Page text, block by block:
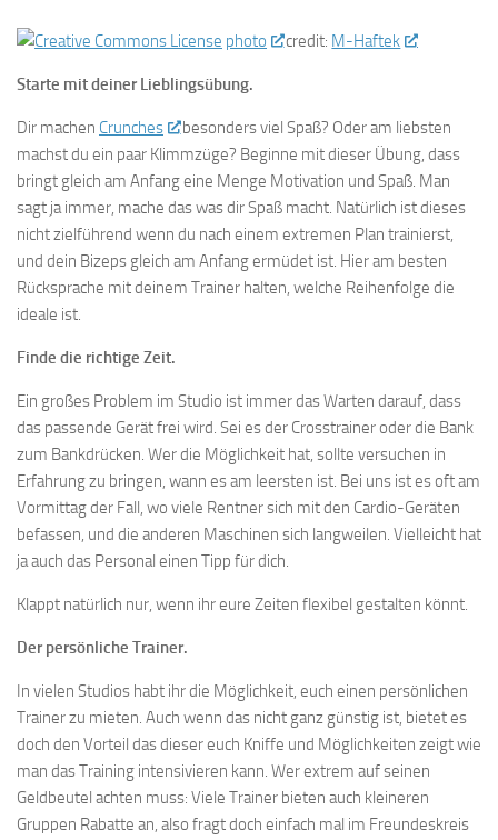
photo credit: M-Haftek
Starte mit deiner Lieblingsübung.
Dir machen Crunches
besonders viel Spaß? Oder am liebsten
machst du ein paar Klimmzüge? Beginne mit dieser Übung, dass
bringt gleich am Anfang eine Menge Motivation und Spaß. Man
sagt ja immer, mache das was dir Spaß macht. Natürlich ist dieses
nicht zielführend wenn du nach einem extremen Plan trainierst,
und dein Bizeps gleich am Anfang ermüdet ist. Hier am besten
Rücksprache mit deinem Trainer halten, welche Reihenfolge die
ideale ist.
Finde die richtige Zeit.
Ein großes Problem im Studio ist immer das Warten darauf, dass
das passende Gerät frei wird. Sei es der Crosstrainer oder die Bank
zum Bankdrücken. Wer die Möglichkeit hat, sollte versuchen in
Erfahrung zu bringen, wann es am leersten ist. Bei uns ist es oft am
Vormittag der Fall, wo viele Rentner sich mit den Cardio-Geräten
befassen, und die anderen Maschinen sich langweilen. Vielleicht hat
ja auch das Personal einen Tipp für dich.
Klappt natürlich nur, wenn ihr eure Zeiten flexibel gestalten könnt.
Der persönliche Trainer.
In vielen Studios habt ihr die Möglichkeit, euch einen persönlichen
Trainer zu mieten. Auch wenn das nicht ganz günstig ist, bietet es
doch den Vorteil das dieser euch Kniffe und Möglichkeiten zeigt wie
man das Training intensivieren kann. Wer extrem auf seinen
Geldbeutel achten muss: Viele Trainer bieten auch kleineren
Gruppen Rabatte an, also fragt doch einfach mal im Freundeskreis